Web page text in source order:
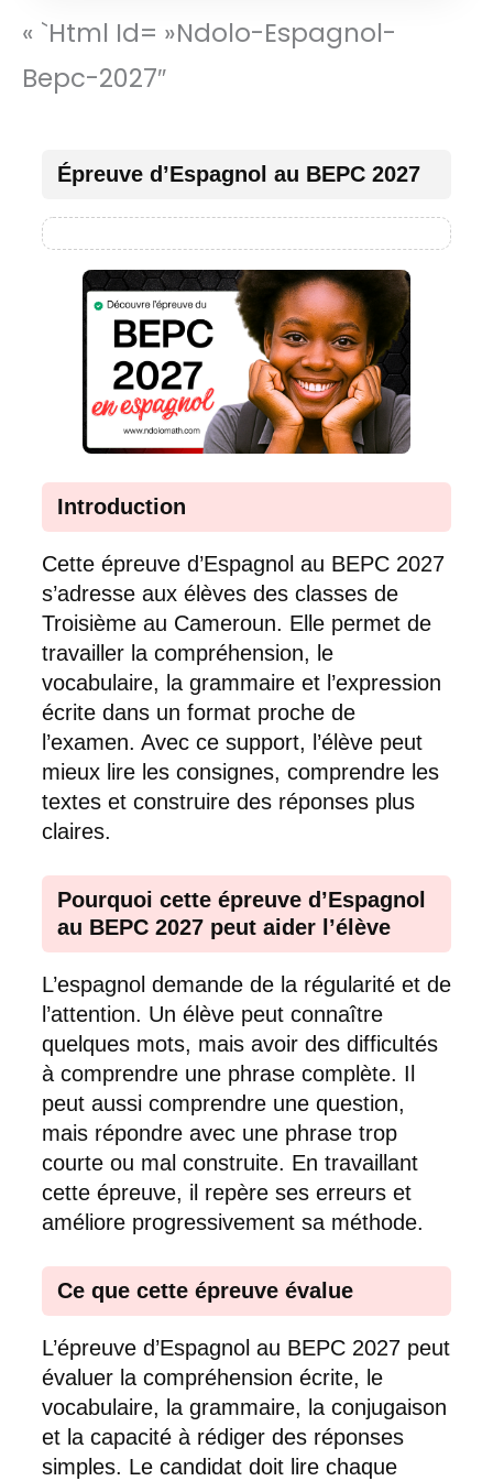
« `html Id= »ndolo-Espagnol-
Bepc-2027″
Épreuve d’Espagnol au BEPC 2027
Introduction
Cette épreuve d’Espagnol au BEPC 2027
s’adresse aux élèves des classes de
Troisième au Cameroun. Elle permet de
travailler la compréhension, le
vocabulaire, la grammaire et l’expression
écrite dans un format proche de
l’examen. Avec ce support, l’élève peut
mieux lire les consignes, comprendre les
textes et construire des réponses plus
claires.
Pourquoi cette épreuve d’Espagnol
au BEPC 2027 peut aider l’élève
L’espagnol demande de la régularité et de
l’attention. Un élève peut connaître
quelques mots, mais avoir des difficultés
à comprendre une phrase complète. Il
peut aussi comprendre une question,
mais répondre avec une phrase trop
courte ou mal construite. En travaillant
cette épreuve, il repère ses erreurs et
améliore progressivement sa méthode.
Ce que cette épreuve évalue
L’épreuve d’Espagnol au BEPC 2027 peut
évaluer la compréhension écrite, le
vocabulaire, la grammaire, la conjugaison
et la capacité à rédiger des réponses
simples. Le candidat doit lire chaque